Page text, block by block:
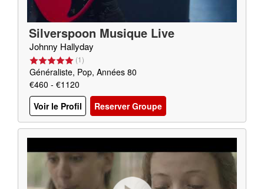
Silverspoon Musique Live
Johnny Hallyday
(1)
Généraliste, Pop, Années 80
€460 - €1120
Voir le Profil
Reserver Groupe